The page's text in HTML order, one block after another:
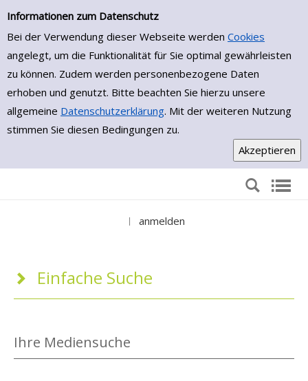
Einfache Suche
Informationen zum Datenschutz
Bei der Verwendung dieser Webseite werden Cookies
angelegt, um die Funktionalität für Sie optimal gewährleisten
zu können. Zudem werden personenbezogene Daten
erhoben und genutzt. Bitte beachten Sie hierzu unsere
allgemeine Datenschutzerklärung. Mit der weiteren Nutzung
stimmen Sie diesen Bedingungen zu.
Zur Detailanzeige springen
anmelden
Einfache Suche
Ihre Mediensuche